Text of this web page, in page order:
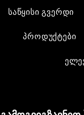
საწყისი გვერდი
პროდუქტები